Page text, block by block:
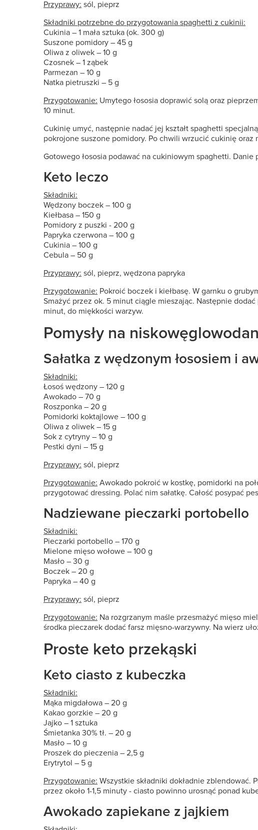
Przyprawy: sól, pieprz
Składniki potrzebne do przygotowania spaghetti z cukinii:
Cukinia – 1 mała sztuka (ok. 300 g)
Suszone pomidory – 45 g
Oliwa z oliwek – 10 g
Czosnek – 1 ząbek
Parmezan – 10 g
Natka pietruszki – 5 g
Przygotowanie: Umytego łososia doprawić solą oraz
10 minut.
Cukinię umyć, następnie nadać jej kształt spaghetti
pokrojone suszone pomidory. Po chwili wrzucić cukinię oraz
Gotowego łososia podawać na cukiniowym spaghetti. Danie
Keto leczo
Składniki:
Wędzony boczek – 100 g
Kiełbasa – 150 g
Pomidory z puszki - 200 g
Papryka czerwona – 100 g
Cukinia – 100 g
Cebula – 50 g
Przyprawy: sól, pieprz, wędzona papryka
Przygotowanie: Pokroić boczek i kiełbasę. W garnku o
Smażyć przez ok. 5 minut ciągle mieszając. Następnie
minut, do miękkości warzyw.
Pomysły na
Sałatka z wędzonym łososiem i
Składniki:
Łosoś wędzony – 120 g
Awokado – 70 g
Roszponka – 20 g
Pomidorki koktajlowe – 100 g
Oliwa z oliwek – 15 g
Sok z cytryny – 10 g
Pestki dyni – 15 g
Przyprawy: sól, pieprz
Przygotowanie: Awokado pokroić w kostkę, pomidorki na
przygotować dressing. Polać nim sałatkę. Całość posypać
Nadziewane pieczarki portobello
Składniki:
Pieczarki portobello – 170 g
Mielone mięso wołowe – 100 g
Masło – 30 g
Boczek – 20 g
Papryka – 40 g
Przyprawy: sól, pieprz
Przygotowanie: Na rozgrzanym maśle przesmażyć mięso
środka pieczarek dodać farsz mięsno-warzywny. Na wierz
Proste keto przekąski
Keto ciasto z kubeczka
Składniki:
Mąka migdałowa – 20 g
Kakao gorzkie – 20 g
Jajko – 1 sztuka
Śmietanka 30% tł. – 20 g
Masło – 10 g
Proszek do pieczenia – 2,5 g
Erytrytol – 5 g
Przygotowanie: Wszystkie składniki dokładnie
przez około 1-1,5 minuty - ciasto powinno urosnąć ponad
Awokado zapiekane z jajkiem